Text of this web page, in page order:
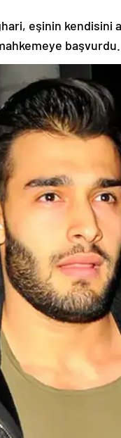
eşinin kendisini
başvurdu.